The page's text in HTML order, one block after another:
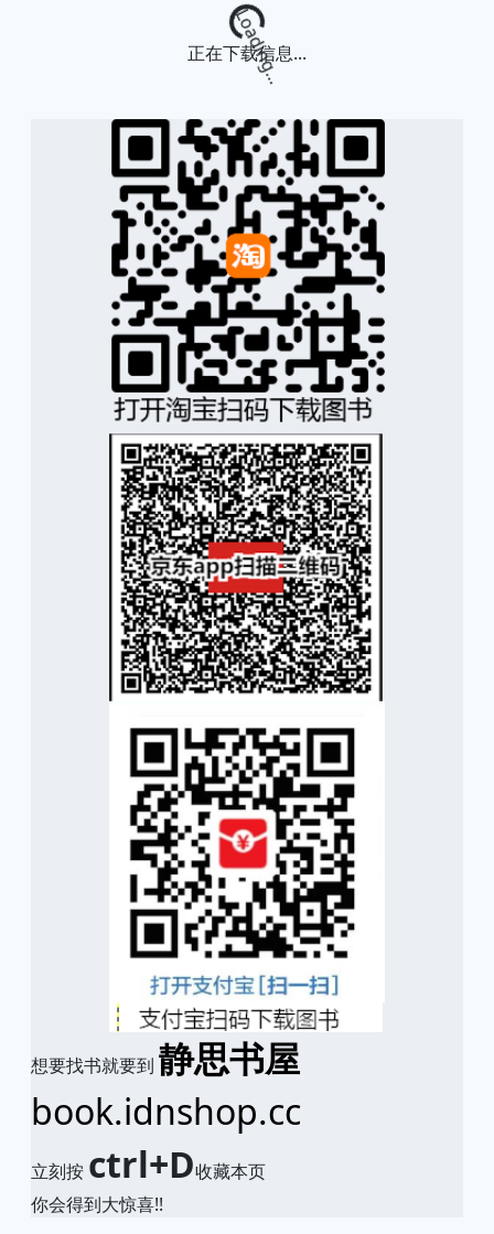
正在下载信息...
想要找书就要到 静思书屋
book.idnshop.cc
立刻按 ctrl+D收藏本页
你会得到大惊喜!!